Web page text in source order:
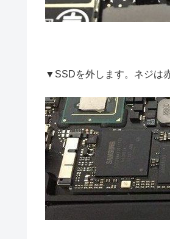
▼SSDを外します。ネジは